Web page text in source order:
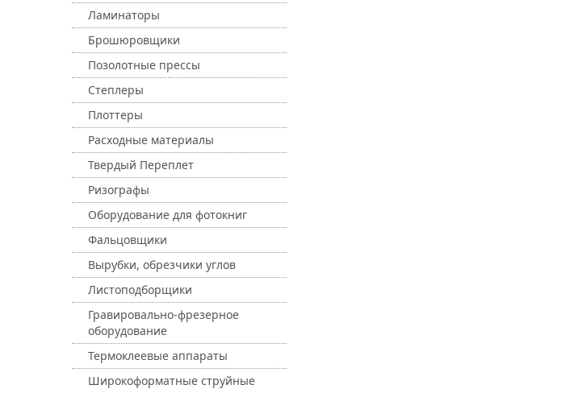
Ламинаторы
Брошюровщики
Позолотные прессы
Степлеры
Плоттеры
Расходные материалы
Твердый Переплет
Ризографы
Оборудование для фотокниг
Фальцовщики
Вырубки, обрезчики углов
Листоподборщики
Гравировально-фрезерное
оборудование
Термоклеевые аппараты
Широкоформатные струйные